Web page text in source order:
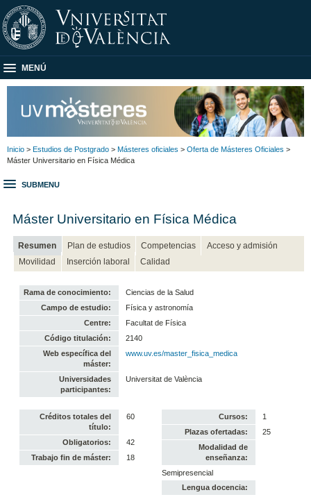
MENÚ
Inicio > Estudios de Postgrado > Másteres oficiales > Oferta de Másteres Oficiales >
Máster Universitario en Física Médica
SUBMENU
Máster Universitario en Física Médica
Resumen Plan de estudios Competencias
Acceso y admisión
Movilidad
Inserción laboral Calidad
Rama de conocimiento:
Ciencias de la Salud
Campo de estudio:
Física y astronomía
Centre:
Facultat de Física
Código titulación:
2140
Web específica del
máster:
www.uv.es/master_fisica_medica
Universidades
participantes:
Universitat de València
Créditos totales del
título:
60
Obligatorios:
42
Trabajo fin de máster:
18
Cursos:
1
Plazas ofertadas:
25
Modalidad de
enseñanza:
Semipresencial
Lengua docencia: